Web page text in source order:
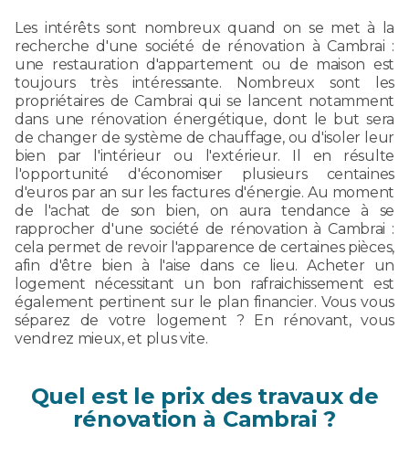
Les intérêts sont nombreux quand on se met à la
recherche d'une société de rénovation à Cambrai :
une restauration d'appartement ou de maison est
toujours très intéressante. Nombreux sont les
propriétaires de Cambrai qui se lancent notamment
dans une rénovation énergétique, dont le but sera
de changer de système de chauffage, ou d'isoler leur
bien par l'intérieur ou l'extérieur. Il en résulte
l'opportunité d'économiser plusieurs centaines
d'euros par an sur les factures d'énergie. Au moment
de l'achat de son bien, on aura tendance à se
rapprocher d'une société de rénovation à Cambrai :
cela permet de revoir l'apparence de certaines pièces,
afin d'être bien à l'aise dans ce lieu. Acheter un
logement nécessitant un bon rafraichissement est
également pertinent sur le plan financier. Vous vous
séparez de votre logement ? En rénovant, vous
vendrez mieux, et plus vite.
Quel est le prix des travaux de
rénovation à Cambrai ?